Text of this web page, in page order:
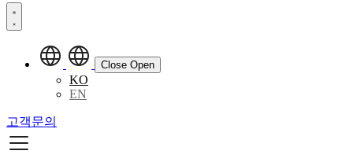
Close Open
KO
EN
고객문의